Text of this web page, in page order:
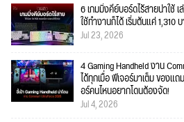
6 เกมมิ่งคีย์บอร์ดไร้สายน่าใช้
ใช้ทำงานก็ได้ เริ่มต้นแค่ 1,310
Jul 23, 2026
4 Gaming Handheld งาน
ได้ทุกเมื่อ ฟีเจอร์มาเต็ม ของแถ
อร์คนไหนอยากโดนต้องจัด!
Jul 4, 2026